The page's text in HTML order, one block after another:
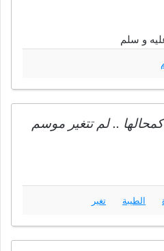
و سلم
كمحالها .. لم تتغير موسم
الطيبة تغير